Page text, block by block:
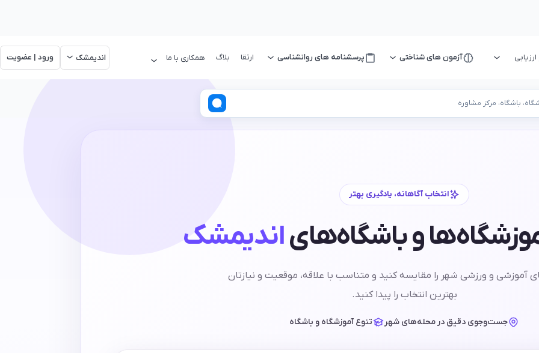
آزمون های شناختی پرسشنامه های روانشناسی ارتقا بلاگ همکاری با ما اندیمشک ورود | عضویت
باشگاه، مرکز مشاوره
انتخاب آگاهانه، یادگیری بهتر
و باشگاه‌هایاندیمشک
آموزشی و ورزشی شهر را مقایسه کنید و متناسب با علاقه، موقعیت و نیازتان
بهترین انتخاب را پیدا کنید.
جست‌وجوی دقیق در محله‌های شهر تنوع آموزشگاه و باشگاه